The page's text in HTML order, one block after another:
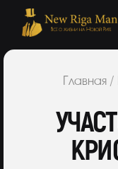
Главная /